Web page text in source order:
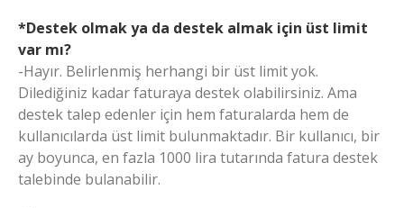
*Destek olmak ya da destek almak için üst limit
var mı?
-Hayır. Belirlenmiş herhangi bir üst limit yok.
Dilediğiniz kadar faturaya destek olabilirsiniz. Ama
destek talep edenler için hem faturalarda hem de
kullanıcılarda üst limit bulunmaktadır. Bir kullanıcı, bir
ay boyunca, en fazla 1000 lira tutarında fatura destek
talebinde bulanabilir.